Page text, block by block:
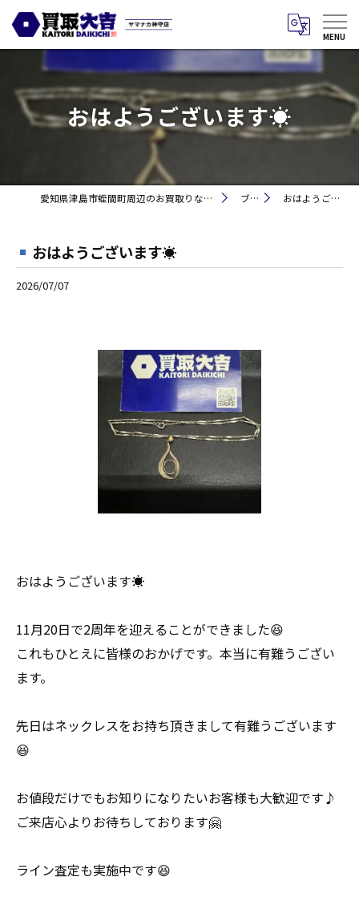
おはようございます☀
愛知県津島市蛭間町周辺のお買取りなら買取大吉 ヤマナカ神守店 ブログ おはようございます☀
おはようございます☀
2026/07/07
おはようございます☀
11月20日で2周年を迎えることができました😆
これもひとえに皆様のおかげです。本当に有難うござい
ます。
先日はネックレスをお持ち頂きまして有難うございます
😆
お値段だけでもお知りになりたいお客様も大歓迎です♪
ご来店心よりお待ちしております🤗
ライン査定も実施中です😆